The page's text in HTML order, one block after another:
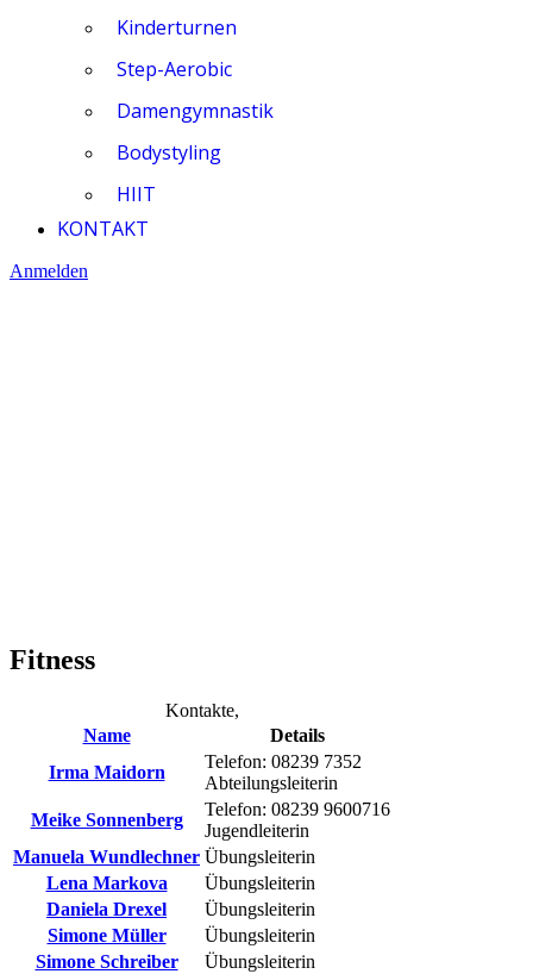
Kinderturnen
Step-Aerobic
Damengymnastik
Bodystyling
HIIT
KONTAKT
Anmelden
Fitness
Kontakte,
Name
Details
Irma Maidorn
Telefon: 08239 7352
Abteilungsleiterin
Meike Sonnenberg
Telefon: 08239 9600716
Jugendleiterin
Manuela Wundlechner Übungsleiterin
Lena Markova
Übungsleiterin
Daniela Drexel
Übungsleiterin
Simone Müller
Übungsleiterin
Simone Schreiber
Übungsleiterin